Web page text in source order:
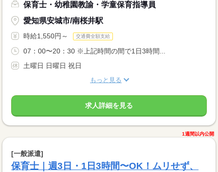
保育士・幼稚園教諭・学童保育指導員
愛知県安城市/南桜井駅
時給1,550円～ 交通費全額支給
07：00〜20：30 ※上記時間の間で1日3時間...
土曜日 日曜日 祝日
もっと見る
求人詳細を見る
1週間以内公開
[一般派遣]
保育士｜週3日・1日3時間〜OK！ムリせず、